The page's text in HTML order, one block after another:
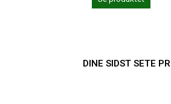
DINE SIDST SETE